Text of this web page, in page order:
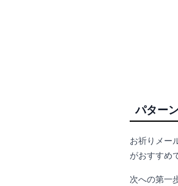
パター
お祈りメー
がおすすめ
次への第一